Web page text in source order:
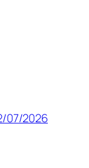
07/2026